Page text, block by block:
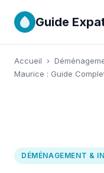
Guide
Accueil ›
Maurice : Guide
DÉMÉNAGEMENT &